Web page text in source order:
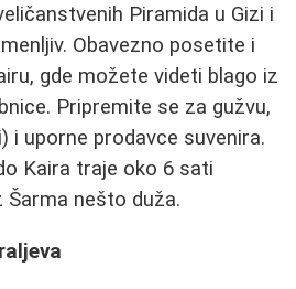
Piramida u Gizi i
Obavezno posetite i
gde možete videti blago iz
Pripremite se za gužvu,
i uporne prodavce suvenira.
Kaira traje oko 6 sati
Šarma nešto duža.